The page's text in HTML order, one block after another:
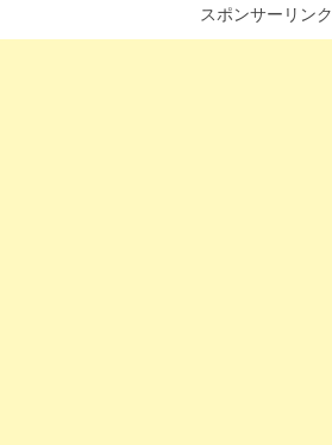
ン
ツ
スポンサーリンク